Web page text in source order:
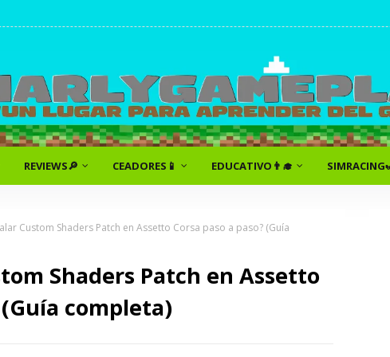
REVIEWS🔎 CEADORES📱 EDUCATIVO👨‍🎓
Custom Shaders Patch en Assetto Corsa paso a paso? (Guía
Shaders Patch en Assetto
(Guía completa)